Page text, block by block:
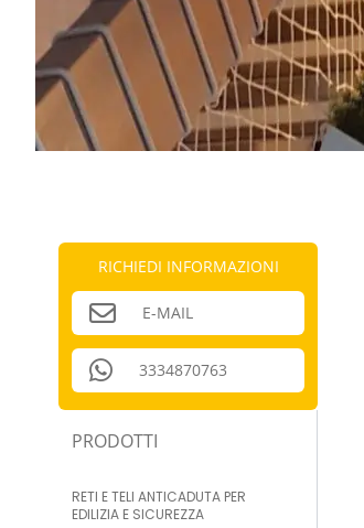
RICHIEDI INFORMAZIONI
E-MAIL
3334870763
PRODOTTI
RETI E TELI ANTICADUTA PER
EDILIZIA E SICUREZZA